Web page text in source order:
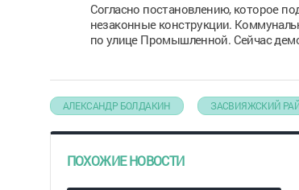
Согласно постановлению, которое
незаконные конструкции.
по улице Промышленной. Сейчас
АЛЕКСАНДР БОЛДАКИН ЗАСВИЯЖСКИЙ
ПОХОЖИЕ НОВОСТИ